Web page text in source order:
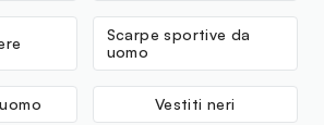
Scarpe sportive da
uomo
Vestiti neri